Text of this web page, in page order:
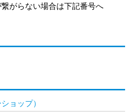
がらない場合は下記番号へ
ョップ）